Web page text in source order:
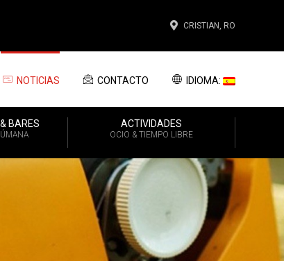
CRISTIAN, RO
NOTICIAS CONTACTO IDIOMA:
BARES ACTIVIDADES
OCIO & TIEMPO LIBRE